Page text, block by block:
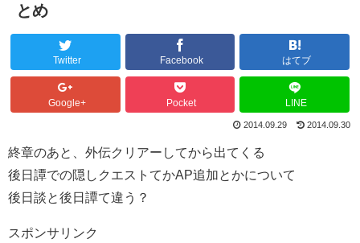
とめ
Twitter Facebook はてブ
Google+ Pocket LINE
2014.09.29 2014.09.30
終章のあと、外伝クリアーしてから出てくる
後日譚での隠しクエストてかAP追加とかについて
後日談と後日譚て違う？
スポンサリンク